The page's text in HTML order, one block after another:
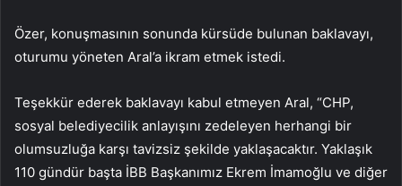
Özer, konuşmasının sonunda kürsüde bulunan baklavayı,
oturumu yöneten Aral’a ikram etmek istedi.
Teşekkür ederek baklavayı kabul etmeyen Aral, “CHP,
sosyal belediyecilik anlayışını zedeleyen herhangi bir
olumsuzluğa karşı tavizsiz şekilde yaklaşacaktır. Yaklaşık
110 gündür başta İBB Başkanımız Ekrem İmamoğlu ve diğer